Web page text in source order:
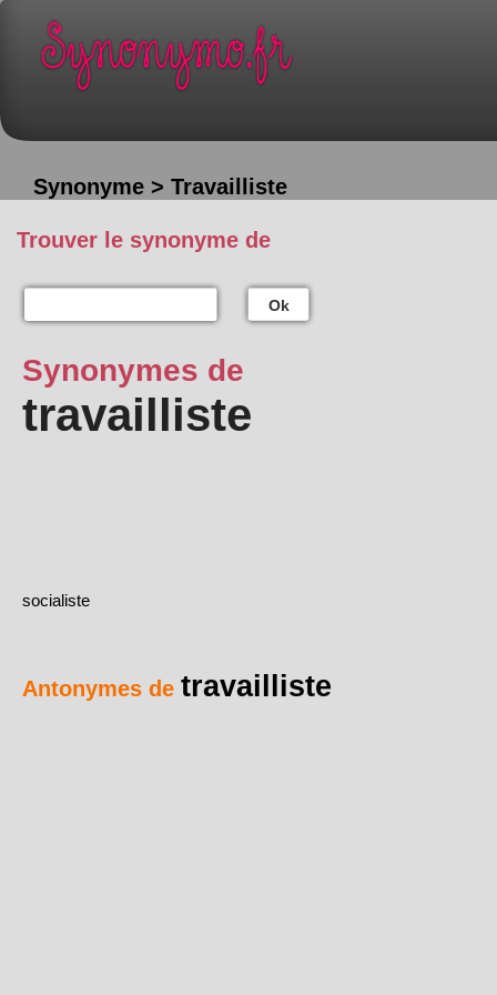
Synonyme > Travailliste
Trouver le synonyme de
Ok
Synonymes de
travailliste
socialiste
Antonymes de travailliste